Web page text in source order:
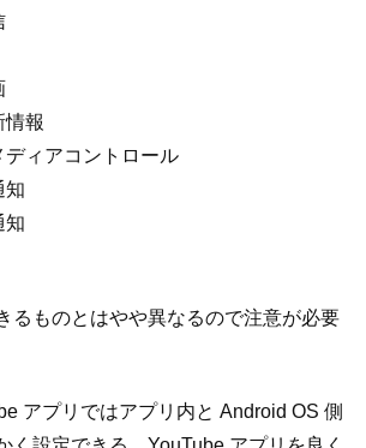
情報
ディアコントロール
知
知
るものとはやや異なるので注意が必要
アプリではアプリ内と Android OS 側